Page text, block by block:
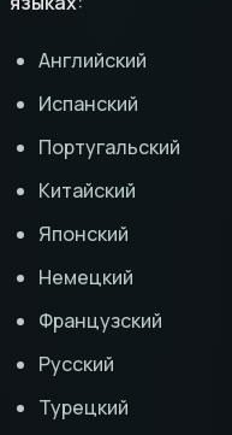
Английский
Испанский
Португальский
Китайский
Японский
Немецкий
Французский
Русский
Турецкий